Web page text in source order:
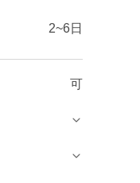
2~6日
可